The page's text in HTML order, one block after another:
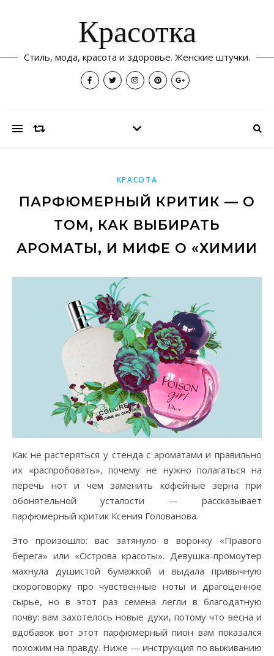
Красотка
Стиль, мода, красота и здоровье. Женские штучки.
КРАСОТА
ПАРФЮМЕРНЫЙ КРИТИК — О
ТОМ, КАК ВЫБИРАТЬ
АРОМАТЫ, И МИФЕ О «ХИМИИ
12.07.2018
Как не растеряться у стенда с ароматами и правильно
их «распробовать», почему не нужно полагаться на
перечь нот и чем заменить кофейные зерна при
обонятельной усталости — рассказывает
парфюмерный критик Ксения Голованова.
Это произошло: вас затянуло в воронку «Правого
берега» или «Острова красоты». Девушка-промоутер
махнула душистой бумажкой и выдала привычную
скороговорку про чувственные ноты и драгоценное
сырье, но в этот раз семена легли в благодатную
почву: вам захотелось новые духи, потому что весна и
вдобавок вот этот парфюмерный пион вам показался
похожим на правду. Ниже — инструкция по выживанию